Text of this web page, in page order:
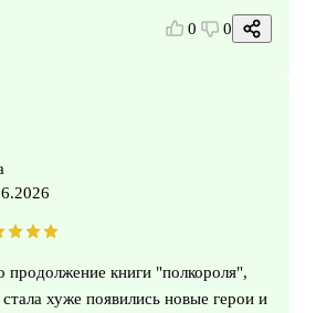
0 0
продолжение книги "полкороля",
хуже появились новые герои и